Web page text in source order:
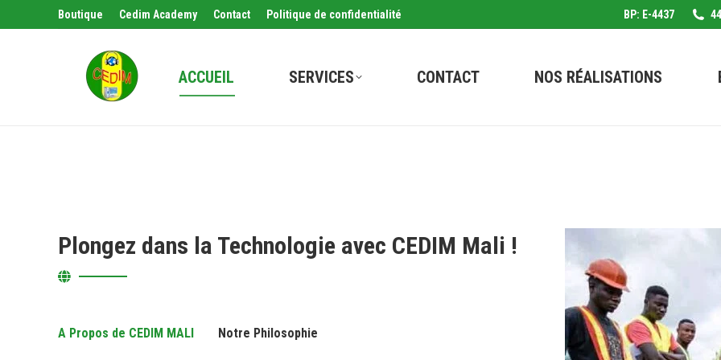
Boutique Cedim Academy Contact Politique de confidentialité BP: E-4437
ACCUEIL SERVICES CONTACT NOS RÉALISATIONS
Plongez dans la Technologie avec CEDIM Mali !
A Propos de CEDIM MALI Notre Philosophie